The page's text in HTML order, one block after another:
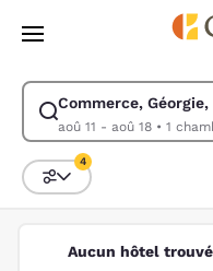
Passer à Contenu
Commerce,
aoû 11 - aoû 18•
Modifiez la recherche pour
Trier et filtrer
4
Aucun hôtel